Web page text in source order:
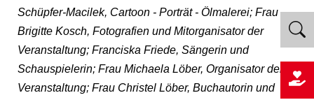
Schüpfer-Macilek, Cartoon - Porträt - Ölmalerei; Frau
Brigitte Kosch, Fotografien und Mitorganisator der
Veranstaltung; Franciska Friede, Sängerin und
Schauspielerin; Frau Michaela Löber, Organisator der
Veranstaltung; Frau Christel Löber, Buchautorin und